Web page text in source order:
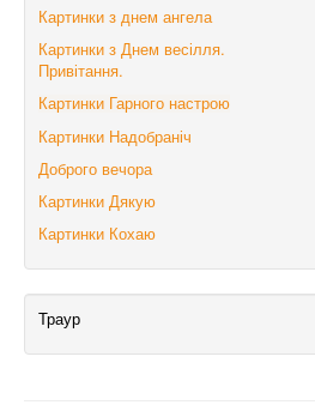
Картинки з днем ангела
Картинки з Днем весілля.
Привітання.
Картинки Гарного настрою
Картинки Надобраніч
Доброго вечора
Картинки Дякую
Картинки Кохаю
Траур